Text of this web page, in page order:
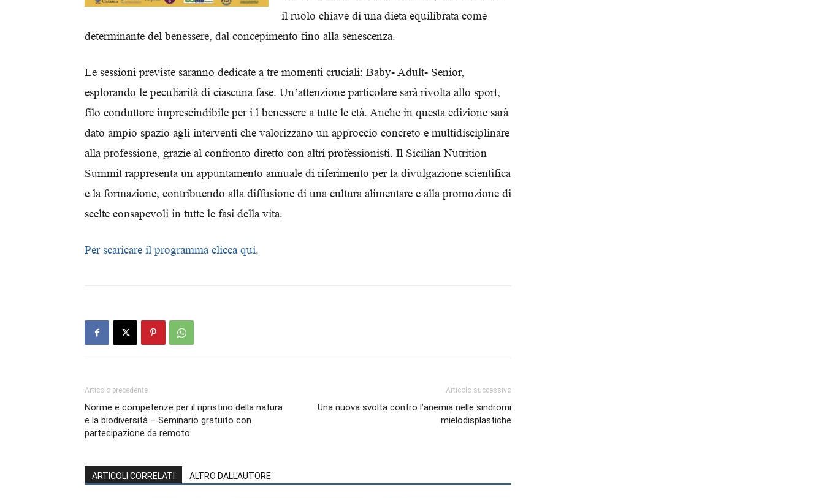
il ruolo chiave di una dieta equilibrata come
determinante del benessere, dal concepimento fino alla senescenza.
Le sessioni previste saranno dedicate a tre momenti cruciali: Baby- Adult- Senior,
esplorando le peculiarità di ciascuna fase. Un’attenzione particolare sarà rivolta allo sport,
filo conduttore imprescindibile per i l benessere a tutte le età. Anche in questa edizione sarà
dato ampio spazio agli interventi che valorizzano un approccio concreto e multidisciplinare
alla professione, grazie al confronto diretto con altri professionisti. Il Sicilian Nutrition
Summit rappresenta un appuntamento annuale di riferimento per la divulgazione scientifica
e la formazione, contribuendo alla diffusione di una cultura alimentare e alla promozione di
scelte consapevoli in tutte le fasi della vita.
Per scaricare il programma clicca qui.
Articolo precedente
Norme e competenze per il ripristino della natura
e la biodiversità – Seminario gratuito con
partecipazione da remoto
Articolo successivo
Una nuova svolta contro l’anemia nelle sindromi
mielodisplastiche
ARTICOLI CORRELATI ALTRO DALL'AUTORE